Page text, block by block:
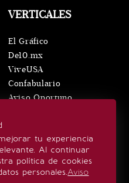
tu experiencia
Al continuar
política de cookies
personales.Aviso
VERTICALES
El Gráfico
De10.mx
ViveUSA
Confabulario
Aviso Oportuno
SÍGUENOS